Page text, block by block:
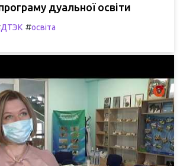
дуальної освіти
ДТЭК #освіта